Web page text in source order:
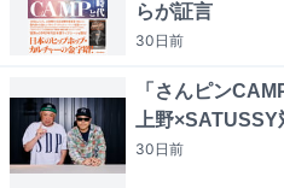
らが証言
30日前
「さんピン
上野×SATUSSY
30日前